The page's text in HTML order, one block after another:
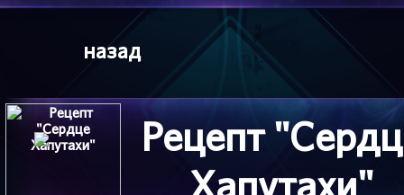
назад
Рецепт
Хапутахи"